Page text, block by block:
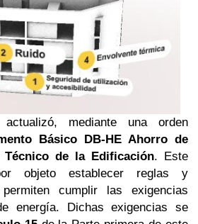
mediante una orden
Básico DB-HE Ahorro de
de la Edificación. Este
objeto establecer reglas y
cumplir las exigencias
energía. Dichas exigencias se